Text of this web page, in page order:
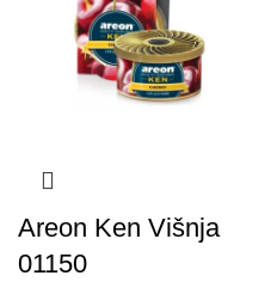
Areon Ken Višnja
01150